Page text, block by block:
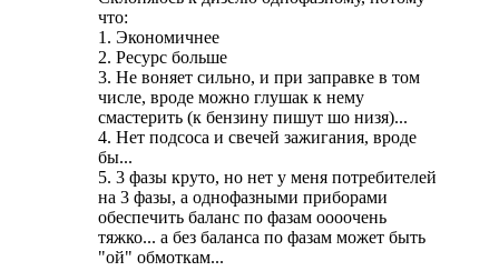
что:
1. Экономичнее
2. Ресурс больше
3. Не воняет сильно, и при заправке в том
числе, вроде можно глушак к нему
смастерить (к бензину пишут шо низя)...
4. Нет подсоса и свечей зажигания, вроде
бы...
5. 3 фазы круто, но нет у меня потребителей
на 3 фазы, а однофазными приборами
обеспечить баланс по фазам оооочень
тяжко... а без баланса по фазам может быть
"ой" обмоткам...